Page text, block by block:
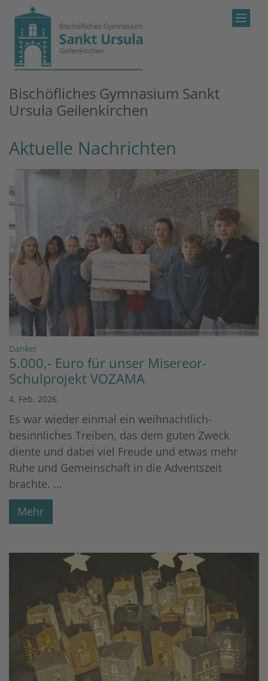
Zum Inhalt springen
Bischöfliches Gymnasium Sankt
Ursula Geilenkirchen
Aktuelle Nachrichten
© Bischöfliches Gymnasium Sankt Ursula Geilenkirchen (Dominik Esser)
Danke!
5.000,- Euro für unser Misereor-
Schulprojekt VOZAMA
4. Feb. 2026
Es war wieder einmal ein weihnachtlich-
besinnliches Treiben, das dem guten Zweck
diente und dabei viel Freude und etwas mehr
Ruhe und Gemeinschaft in die Adventszeit
brachte. ...
Mehr